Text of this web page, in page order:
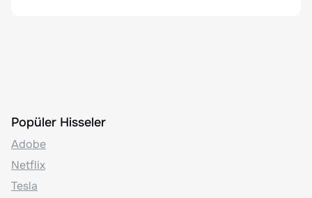
Popüler Hisseler
Adobe
Netflix
Tesla